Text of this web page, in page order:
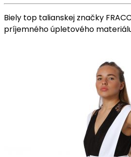
Biely top talianskej značky
príjemného úpletového